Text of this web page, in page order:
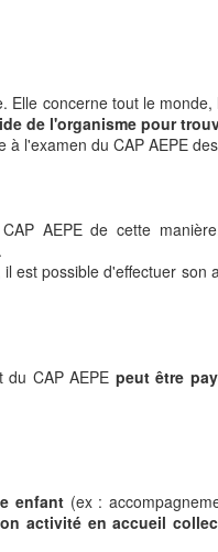
Elle concerne tout le
de l'organisme pour
à l'examen du CAP AEPE
AEPE de cette
est possible d'effectuer
CAP AEPE peut être
enfant(ex :
activité en accueil